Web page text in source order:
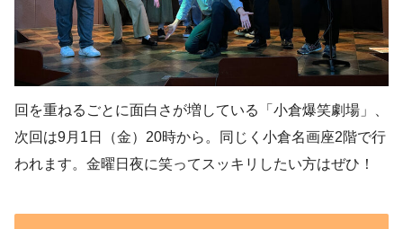
回を重ねるごとに面白さが増している「小倉爆笑劇場」、
次回は9月1日（金）20時から。同じく小倉名画座2階で行
われます。金曜日夜に笑ってスッキリしたい方はぜひ！